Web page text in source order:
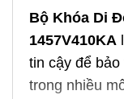
Bộ Khóa Di
1457V410KA
tin cậy để
trong nhiều